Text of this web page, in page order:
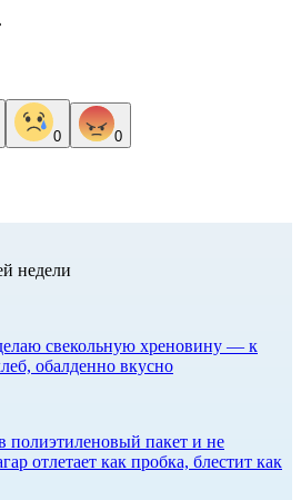
0 0
недели
свекольную хреновину — к
обалденно вкусно
полиэтиленовый пакет и не
отлетает как пробка, блестит как